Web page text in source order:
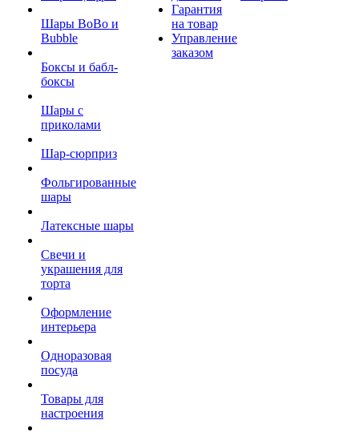
Шары BoBo и
Bubble
Боксы и бабл-
боксы
Шары с
приколами
Шар-сюрприз
Фольгированные
шары
Латексные шары
Свечи и
украшения для
торта
Оформление
интерьера
Одноразовая
посуда
Товары для
настроения
Гарантия
на товар
Управление
заказом